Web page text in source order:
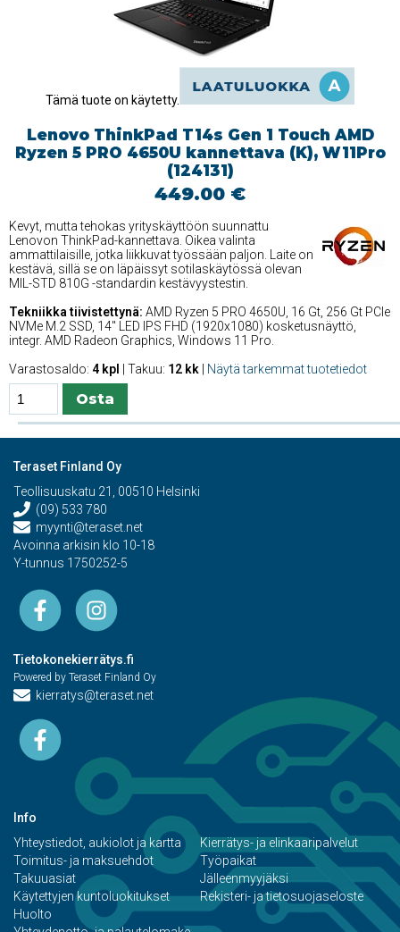
Tämä tuote on käytetty.
Lenovo ThinkPad T14s Gen 1 Touch AMD
Ryzen 5 PRO 4650U kannettava (K), W11Pro
(124131)
449.00 €
Kevyt, mutta tehokas yrityskäyttöön suunnattu
Lenovon ThinkPad-kannettava. Oikea valinta
ammattilaisille, jotka liikkuvat työssään paljon. Laite on
kestävä, sillä se on läpäissyt sotilaskäytössä olevan
MIL-STD 810G -standardin kestävyystestin.
Tekniikka tiivistettynä: AMD Ryzen 5 PRO 4650U, 16 Gt, 256 Gt PCIe
NVMe M.2 SSD, 14'' LED IPS FHD (1920x1080) kosketusnäyttö,
integr. AMD Radeon Graphics, Windows 11 Pro.
Varastosaldo: 4 kpl | Takuu: 12 kk Näytä tarkemmat tuotetiedot
Teraset Finland Oy
Teollisuuskatu 21, 00510 Helsinki
(09) 533 780
myynti@teraset.net
Avoinna arkisin klo 10-18
Y-tunnus 1750252-5
Tietokonekierrätys.fi
Powered by Teraset Finland Oy
kierratys@teraset.net
Info
Yhteystiedot, aukiolot ja kartta
Toimitus- ja maksuehdot
Takuuasiat
Käytettyjen kuntoluokitukset
Huolto
Kierrätys- ja elinkaaripalvelut
Työpaikat
Jälleenmyyjäksi
Rekisteri- ja tietosuojaseloste